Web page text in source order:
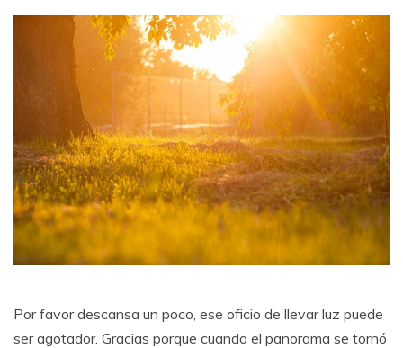
Por favor descansa un poco, ese oficio de llevar luz puede
ser agotador. Gracias porque cuando el panorama se tornó